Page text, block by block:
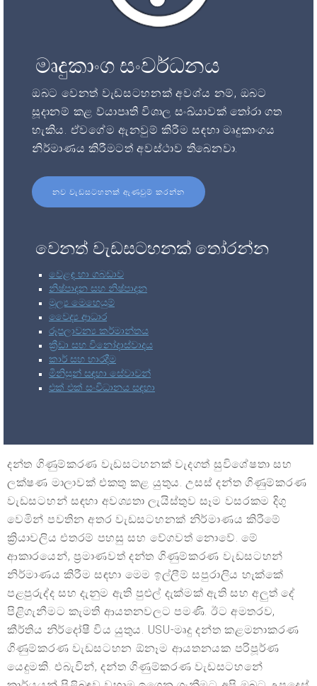
මෘදුකාංග සංවර්ධනය
ඔබට වෙනත් වැඩසටහනක් අවශ්ය නම්, ඔබට
සූදානම් කළ ව්යාපෘති විශාල සංඛ්යාවක් තෝරා ගත
හැකිය. ඒවගේම ඇනවුම් කිරීම සඳහා මෘදුකාංගය
නිර්මාණය කිරීමටත් අවස්ථාව තිබෙනවා.
නව වැඩසටහනක් ඇණවුම් කරන්න
වෙනත් වැඩසටහනක් තෝරන්න
වෙළඳ හා ගබඩාව
නිෂ්පාදන සහ නිෂ්පාදන
මූල්‍ය මෙහෙයුම්
වෛද්‍ය ආධාර
රූපලාවන්‍ය කර්මාන්තය
ක්‍රීඩා සහ විනෝදාස්වාදය
කාර් සහ භාරදීම
මිනිසුන් සඳහා සේවාවන්
එක් එක් සංවිධානය සඳහා
දන්ත ගිණුම්කරණ වැඩසටහනක් වැදගත් සුවිශේෂතා සහ
ලක්ෂණ මාලාවක් එකතු කළ යුතුය. උසස් දන්ත ගිණුම්කරණ
වැඩසටහන් සඳහා අවශ්‍යතා ලැයිස්තුව සෑම වසරකම දිගු
වෙමින් පවතින අතර වැඩසටහනක් නිර්මාණය කිරීමේ
ක්‍රියාවලිය එතරම් පහසු සහ වේගවත් නොවේ. මේ
ආකාරයෙන්, ප්‍රමාණවත් දන්ත ගිණුම්කරණ වැඩසටහන්
නිර්මාණය කිරීම සඳහා මෙම ඉල්ලීම් සපුරාලිය හැක්කේ
පළපුරුද්ද සහ දැනුම ඇති පුළුල් දැක්මක් ඇති සහ අලුත් දේ
පිළිගැනීමට කැමති ආයතනවලට පමණි. ඊට අමතරව,
කීර්තිය නිර්දෝෂී විය යුතුය. USU-මෘදු දන්ත කළමනාකරණ
ගිණුම්කරණ වැඩසටහන ඕනෑම ආයතනයක පරිපූර්ණ
යෙදුමකි. එබැවින්, දන්ත ගිණුම්කරණ වැඩසටහනේ